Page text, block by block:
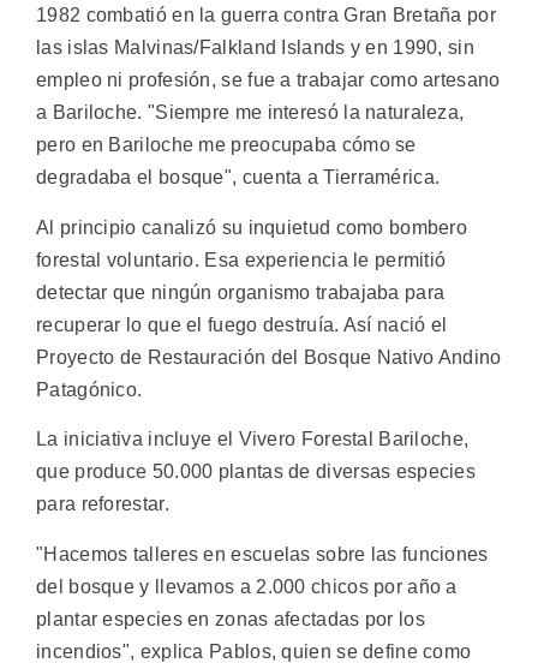
1982 combatió en la guerra contra Gran Bretaña por
las islas Malvinas/Falkland Islands y en 1990, sin
empleo ni profesión, se fue a trabajar como artesano
a Bariloche. "Siempre me interesó la naturaleza,
pero en Bariloche me preocupaba cómo se
degradaba el bosque", cuenta a Tierramérica.
Al principio canalizó su inquietud como bombero
forestal voluntario. Esa experiencia le permitió
detectar que ningún organismo trabajaba para
recuperar lo que el fuego destruía. Así nació el
Proyecto de Restauración del Bosque Nativo Andino
Patagónico.
La iniciativa incluye el Vivero Forestal Bariloche,
que produce 50.000 plantas de diversas especies
para reforestar.
"Hacemos talleres en escuelas sobre las funciones
del bosque y llevamos a 2.000 chicos por año a
plantar especies en zonas afectadas por los
incendios", explica Pablos, quien se define como